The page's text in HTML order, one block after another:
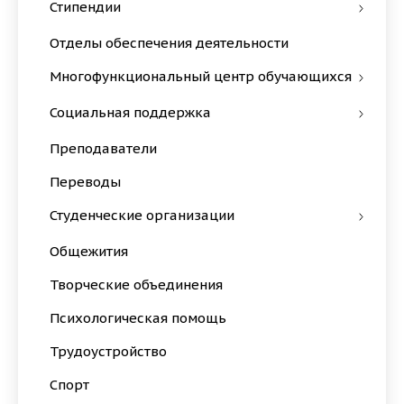
Стипендии
Отделы обеспечения деятельности
Многофункциональный центр обучающихся
Социальная поддержка
Преподаватели
Переводы
Студенческие организации
Общежития
Творческие объединения
Психологическая помощь
Трудоустройство
Спорт